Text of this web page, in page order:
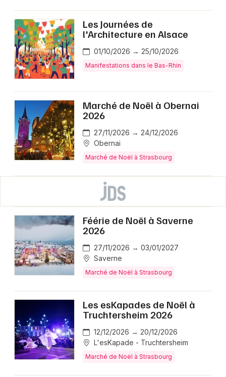
Les Journées de
l'Architecture en Alsace
01/10/2026 → 25/10/2026
Manifestations dans le Bas-Rhin
Marché de Noël à Obernai
2026
27/11/2026 → 24/12/2026
Obernai
Marché de Noël à Strasbourg
Féérie de Noël à Saverne
2026
27/11/2026 → 03/01/2027
Saverne
Marché de Noël à Strasbourg
Les esKapades de Noël à
Truchtersheim 2026
12/12/2026 → 20/12/2026
L'esKapade - Truchtersheim
Marché de Noël à Strasbourg